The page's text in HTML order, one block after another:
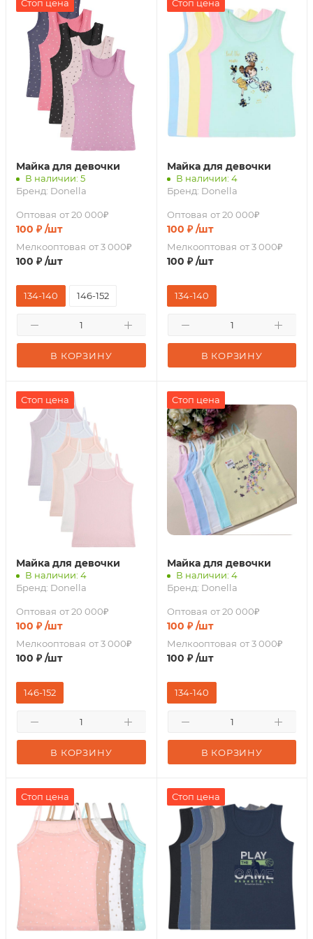
Стоп цена
Майка для девочки
В наличии: 5
Бренд: Donella
Оптовая от 20 000₽
100 ₽ /шт
Мелкооптовая от 3 000₽
100 ₽ /шт
В КОРЗИНУ
134-140 146-152
Стоп цена
Майка для девочки
В наличии: 4
Бренд: Donella
Оптовая от 20 000₽
100 ₽ /шт
Мелкооптовая от 3 000₽
100 ₽ /шт
В КОРЗИНУ
134-140
Стоп цена
Майка для девочки
В наличии: 4
Бренд: Donella
Оптовая от 20 000₽
100 ₽ /шт
Мелкооптовая от 3 000₽
100 ₽ /шт
В КОРЗИНУ
146-152
Стоп цена
Майка для девочки
В наличии: 4
Бренд: Donella
Оптовая от 20 000₽
100 ₽ /шт
Мелкооптовая от 3 000₽
100 ₽ /шт
В КОРЗИНУ
134-140
Стоп цена Стоп цена